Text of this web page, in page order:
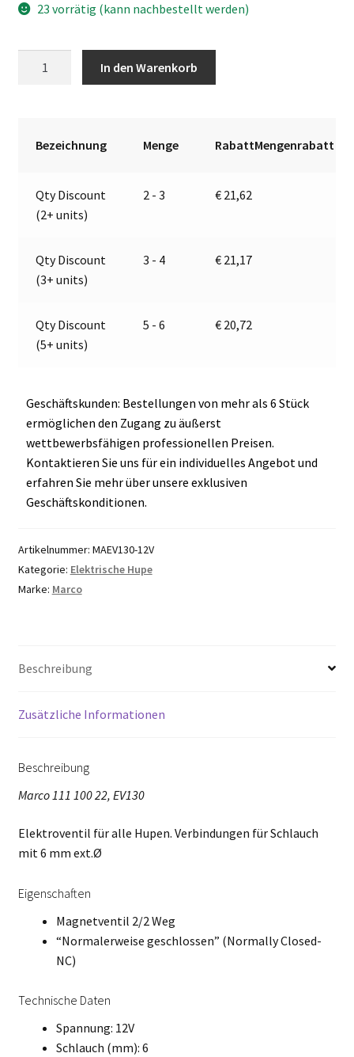
23 vorrätig (kann nachbestellt werden)
100
In den Warenkorb
r
t
e
Bezeichnung Menge RabattMengenrabatt
Qty Discount
(2+ units)
2 - 3 € 21,62
Qty Discount
(3+ units)
3 - 4 € 21,17
Qty Discount
(5+ units)
5 - 6 € 20,72
Geschäftskunden: Bestellungen von mehr als 6 Stück
ermöglichen den Zugang zu äußerst
wettbewerbsfähigen professionellen Preisen.
Kontaktieren Sie uns für ein individuelles Angebot und
erfahren Sie mehr über unsere exklusiven
Geschäftskonditionen.
Artikelnummer: MAEV130-12V
Kategorie: Elektrische Hupe
Marke: Marco
Beschreibung
Zusätzliche Informationen
Beschreibung
Marco 111 100 22, EV130
Elektroventil für alle Hupen. Verbindungen für Schlauch
mit 6 mm ext.Ø
Eigenschaften
Magnetventil 2/2 Weg
“Normalerweise geschlossen” (Normally Closed-
NC)
Technische Daten
Spannung: 12V
Schlauch (mm): 6